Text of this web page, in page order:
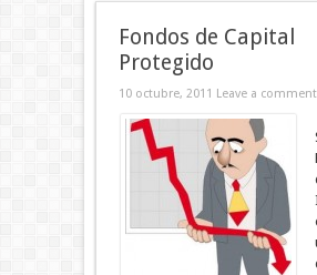
Fondos de Capital
Protegido
10 octubre, 2011 Leave a comment